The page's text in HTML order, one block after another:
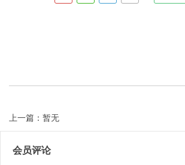
上一篇：暂无
会员评论